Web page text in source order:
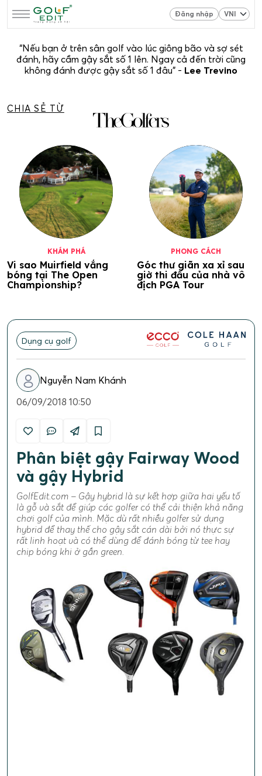
Đăng nhập
“Nếu bạn ở trên sân golf vào lúc giông bão và sợ sét
đánh, hãy cầm gậy sắt số 1 lên. Ngay cả đến trời cũng
không đánh được gậy sắt số 1 đâu” - Lee Trevino
CHIA SẺ TỪ
KHÁM PHÁ
Vi sao Muirfield vắng
bóng tại The Open
Championship?
PHONG CÁCH
Góc thư giãn xa xỉ sau
giờ thi đấu của nhà vô
địch PGA Tour
Dụng cụ golf
Nguyễn Nam Khánh
06/09/2018 10:50
Phân biệt gậy Fairway Wood
và gậy Hybrid
GolfEdit.com – Gậy hybrid là sự kết hợp giữa hai yếu tố
là gỗ và sắt để giúp các golfer có thể cải thiện khả năng
chơi golf của mình. Mặc dù rất nhiều golfer sử dụng
hybrid để thay thế cho gậy sắt cán dài bởi nó thực sự
rất linh hoạt và có thể dùng để đánh bóng từ tee hay
chip bóng khi ở gần green.